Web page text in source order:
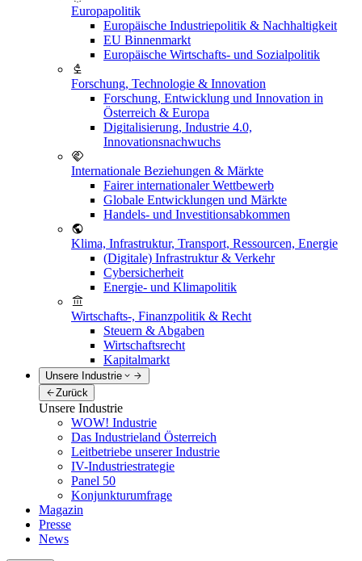
Europapolitik
Europäische Industriepolitik & Nachhaltigkeit
EU Binnenmarkt
Europäische Wirtschafts- und Sozialpolitik
Forschung, Technologie & Innovation
Forschung, Entwicklung und Innovation in
Österreich & Europa
Digitalisierung, Industrie 4.0,
Innovationsnachwuchs
Internationale Beziehungen & Märkte
Fairer internationaler Wettbewerb
Globale Entwicklungen und Märkte
Handels- und Investitionsabkommen
Klima, Infrastruktur, Transport, Ressourcen, Energie
(Digitale) Infrastruktur & Verkehr
Cybersicherheit
Energie- und Klimapolitik
Wirtschafts-, Finanzpolitik & Recht
Steuern & Abgaben
Wirtschaftsrecht
Kapitalmarkt
Unsere Industrie
Zurück
Unsere Industrie
WOW! Industrie
Das Industrieland Österreich
Leitbetriebe unserer Industrie
IV-Industriestrategie
Panel 50
Konjunkturumfrage
Magazin
Presse
News